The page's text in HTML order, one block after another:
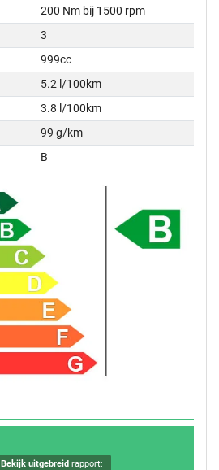
200 Nm bij 1500 rpm
3
999cc
5.2 l/100km
3.8 l/100km
99 g/km
B
Bekijk uitgebreidrapport: